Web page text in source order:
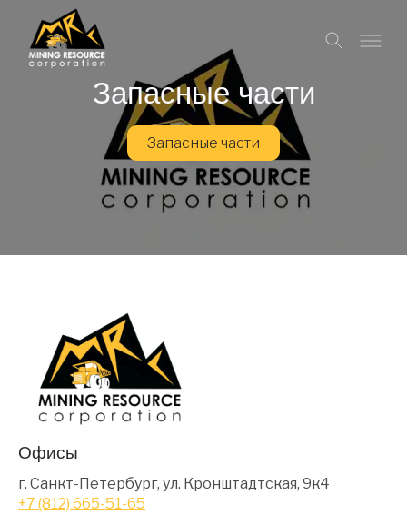
Запасные части
Запасные части
Офисы
г. Санкт-Петербург, ул. Кронштадтская, 9к4
+7 (812) 665-51-65